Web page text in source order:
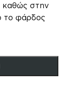
καθώς στην
το φάρδος